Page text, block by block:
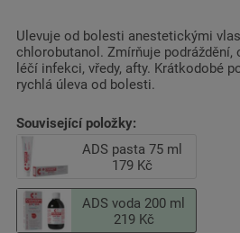
Ulevuje od bolesti anestetickými
chlorobutanol. Zmírňuje podráždění,
léčí infekci, vředy, afty. Krátkodobé
rychlá úleva od bolesti.
Související položky:
ADS pasta 75 ml
179 Kč
ADS voda 200 ml
219 Kč